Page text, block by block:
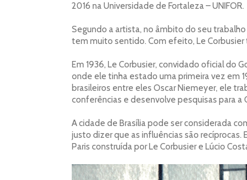
2016 na Universidade de Fortaleza – UNIFOR.
Segundo a artista, no âmbito do seu
tem muito sentido. Com efeito, Le Corbusier
Em 1936, Le Corbusier, convidado oficial do
onde ele tinha estado uma primeira vez em
brasileiros entre eles Oscar Niemeyer, ele
conferências e desenvolve pesquisas para a
A cidade de Brasília pode ser considerada
justo dizer que as influências são recíprocas.
Paris construída por Le Corbusier e Lúcio